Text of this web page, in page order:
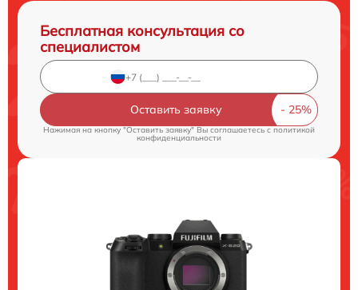
Бесплатная консультация со
специалистом
Оставить заявку
Нажимая на кнопку "Оставить заявку" Вы соглашаетесь c политикой
конфиденциальности